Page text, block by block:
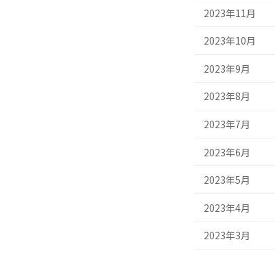
2023年11月
2023年10月
2023年9月
2023年8月
2023年7月
2023年6月
2023年5月
2023年4月
2023年3月